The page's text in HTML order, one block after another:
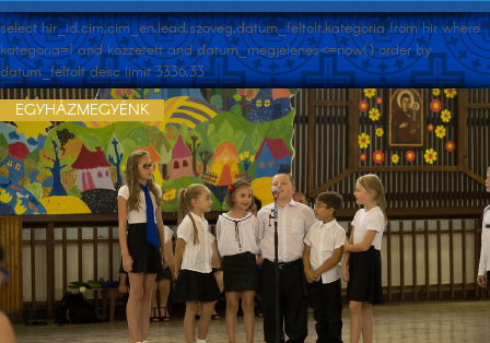
select hir_id,cim,cim_en,lead,szoveg,datum_feltolt,kategoria from hir where
kategoria=1 and kozzetett and datum_megjelenes<=now() order by
datum_feltolt desc limit 3336,33
EGYHÁZMEGYÉNK